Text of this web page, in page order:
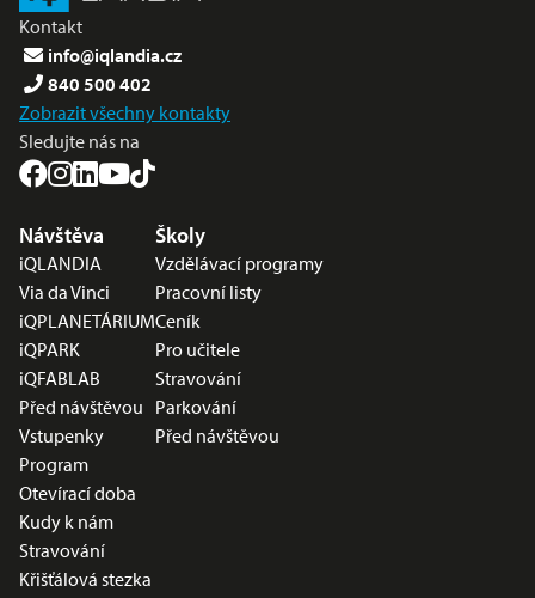
Kontakt
info@iqlandia.cz
840 500 402
Zobrazit všechny kontakty
Sledujte nás na
Nabídka v zápatí
Návštěva
iQLANDIA
Via da Vinci
iQPLANETÁRIUM
iQPARK
iQFABLAB
Před návštěvou
Vstupenky
Program
Otevírací doba
Kudy k nám
Stravování
Křišťálová stezka
Školy
Vzdělávací programy
Pracovní listy
Ceník
Pro učitele
Stravování
Parkování
Před návštěvou